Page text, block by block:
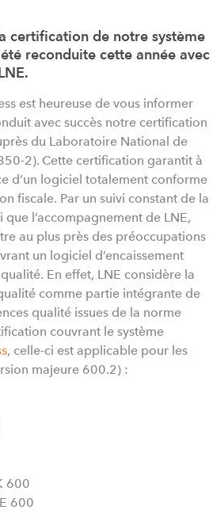
certification de notre système
reconduite cette année avec
est heureuse de vous informer
avec succès notre certification
du Laboratoire National de
2). Cette certification garantit à
d’un logiciel totalement conforme
fiscale. Par un suivi constant de la
l’accompagnement de LNE,
au plus près des préoccupations
un logiciel d’encaissement
En effet, LNE considère la
comme partie intégrante de
qualité issues de la norme
couvrant le système
, celle-ci est applicable pour les
majeure 600.2) :
600
600